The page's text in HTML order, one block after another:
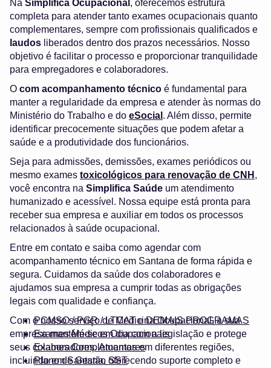
Na Simplifica Ocupacional , oferecemos estrutura
completa para atender tanto exames ocupacionais quanto
complementares, sempre com profissionais qualificados e
laudos liberados dentro dos prazos necessários. Nosso
objetivo é facilitar o processo e proporcionar tranquilidade
para empregadores e colaboradores.
O com acompanhamento técnico é fundamental para
manter a regularidade da empresa e atender às normas do
Ministério do Trabalho e do eSocial . Além disso, permite
identificar precocemente situações que podem afetar a
saúde e a produtividade dos funcionários.
Seja para admissões, demissões, exames periódicos ou
mesmo exames toxicológicos para renovação de CNH ,
você encontra na Simplifica Saúde um atendimento
humanizado e acessível. Nossa equipe está pronta para
receber sua empresa e auxiliar em todos os processos
relacionados à saúde ocupacional.
Entre em contato e saiba como agendar com
acompanhamento técnico em Santana de forma rápida e
segura. Cuidamos da saúde dos colaboradores e
ajudamos sua empresa a cumprir todas as obrigações
legais com qualidade e confiança.
PCMSO / PGR / LTCAT e DEMAIS PROGRAMAS
Exames Médicos Ocupacionais
Exames Complementares
Plano de Gestão SST
Com o nosso serviço de Medicina Ocupacional, a sua
empresa mantém-se em dia com a legislação e protege
seus colaboradores. Atuamos em diferentes regiões,
incluindo em Santana, oferecendo suporte completo e